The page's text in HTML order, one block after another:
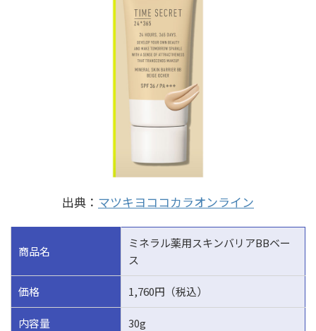
出典： マツキヨココカラオンライン
商品名
ミネラル薬用スキンバリアBBベー
ス
価格 1,760円（税込）
内容量 30g